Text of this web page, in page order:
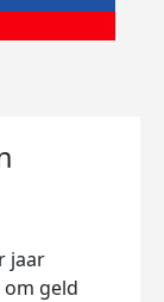
jaar
geld